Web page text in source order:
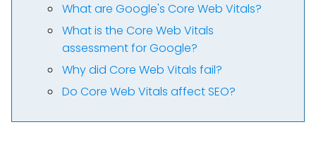
What are Google's Core Web Vitals?
What is the Core Web Vitals
assessment for Google?
Why did Core Web Vitals fail?
Do Core Web Vitals affect SEO?